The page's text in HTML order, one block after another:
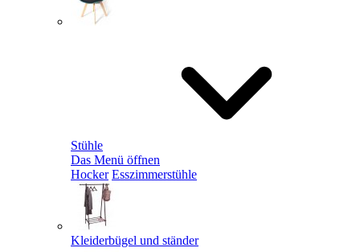
Stühle
Das Menü öffnen
Hocker Esszimmerstühle
Kleiderbügel und ständer